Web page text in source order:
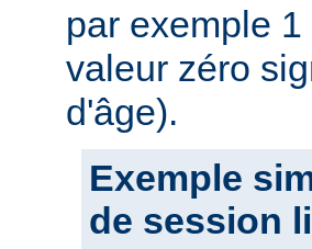
par exemple
valeur zéro
d'âge).
Exemple
de session